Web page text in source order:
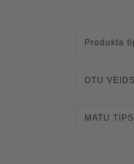
Produkta
OTU
MATU TIPS